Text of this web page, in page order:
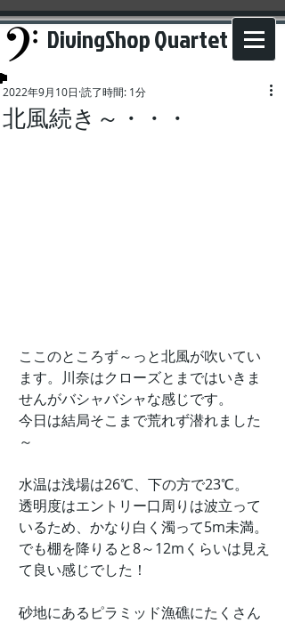
DivingShop Quartet
北風続き～・・・
2022年9月10日 読了時間: 1分
ここのところず～っと北風が吹いてい
ます。川奈はクローズとまではいきま
せんがバシャバシャな感じです。
今日は結局そこまで荒れず潜れました
～
水温は浅場は26℃、下の方で23℃。
透明度はエントリー口周りは波立って
いるため、かなり白く濁って5m未満。
でも棚を降りると8～12mくらいは見え
て良い感じでした！
砂地にあるピラミッド漁礁にたくさん